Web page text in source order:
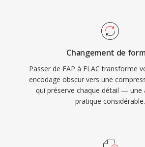
x86 grâce à l&#039;ordre
et une interopérabilité directe avec
offres sans perte, soulignant la
l&#039;industrie envers ce codec.
majeurs rendent le FLAC
D&#039;abord, la restauration
bit du signal original au décodage.
métadonnées intégrées via les
annexes. Enfin, la licence open-
Changement de
Passer de FAP à FLAC transforme
encodage obscur vers une
qui préserve chaque détail — une
pratique considérable.